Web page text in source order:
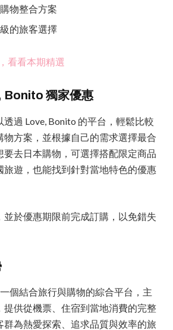
物整合方案
的旅客選擇
看看本期精選
Bonito 獨家優惠
過 Love, Bonito 的平台，輕鬆比較
物方案，並根據自己的需求選擇最合
要去日本購物，可選擇搭配限定商品
旅遊，也能找到針對當地特色的優惠
並於優惠期限前完成訂購，以免錯失
個結合旅行與購物的綜合平台，主
提供從機票、住宿到當地消費的完整
群為熱愛探索、追求品質與效率的旅